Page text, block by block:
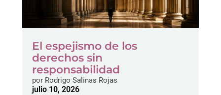
El espejismo de los
derechos sin
responsabilidad
porRodrigo Salinas Rojas
julio 10, 2026